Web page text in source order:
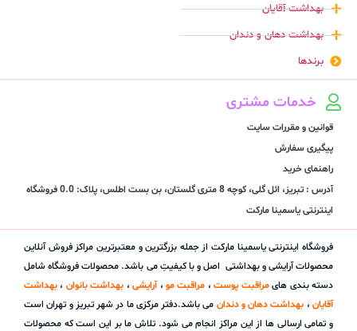
بهداشت آقایان
بهداشت دهان و دندان
برندها
خدمات مشتری
قوانین و مقررات سایت
پیگیری سفارش
راهنمای خرید
آدرس : تبریز، ائل گلی، کوچه 8 متری گلستان، بن بست اطلس، پلاک: 0.0 فروشگاه
اینترنتی یاسمینا مارکت
فروشگاه اینترنتی یاسمینا مارکت از جمله بزرگترین و معتبرترین مراکز فروش آنلاین
محصولات آرایشی و بهداشتی اصل و با کیفیتِ می باشد. محصولات فروشگاه شامل
دسته بندی هایمراقبت پوست، مراقبت مو،آرایشی، بهداشت بانوان ، بهداشت
آقایان، بهداشت دهان و دندان می باشد.دفتر مرکزی ما در شهر تبریز و تهران است
و تمامی ارسالی ها از این مراکز انجام می شود. تلاش ما بر این است که محصولات